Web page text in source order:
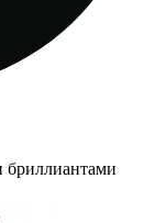
бриллиантами